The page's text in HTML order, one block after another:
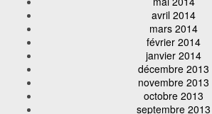
avril 2014
mars 2014
février 2014
janvier 2014
décembre 2013
novembre 2013
octobre 2013
septembre 2013